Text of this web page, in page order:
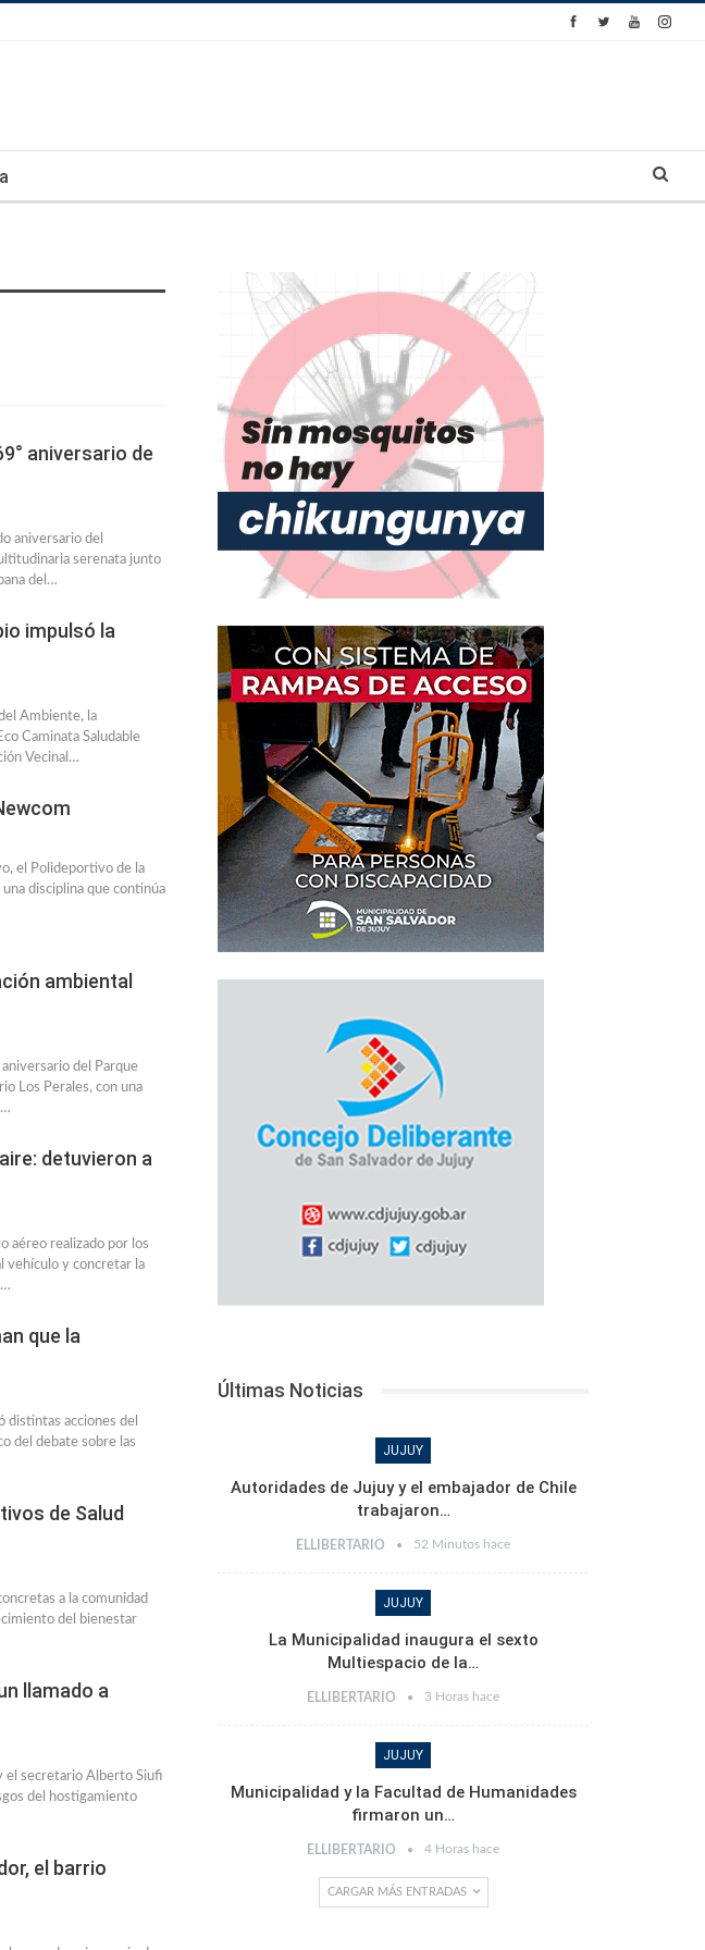
aniversario de
aniversario del
serenata junto
del…
impulsó la
Ambiente, la
Caminata Saludable
Vecinal…
el Polideportivo de la
disciplina que continúa
ambiental
del Parque
Los Perales, con una
detuvieron a
aéreo realizado por los
vehículo y concretar la
que la
distintas acciones del
del debate sobre las
de Salud
a la comunidad
del bienestar
llamado a
el secretario Alberto Siufi
del hostigamiento
el barrio
Últimas Noticias
JUJUY
Autoridades de Jujuy y el embajador de Chile
trabajaron…
ELLIBERTARIO 52 Minutos hace
JUJUY
La Municipalidad inaugura el sexto
Multiespacio de la…
ELLIBERTARIO 3 Horas hace
JUJUY
Municipalidad y la Facultad de Humanidades
firmaron un…
ELLIBERTARIO 4 Horas hace
CARGAR MÁS ENTRADAS